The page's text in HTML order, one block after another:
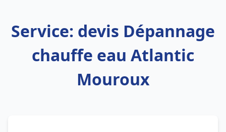
Service: devis Dépannage
chauffe eau Atlantic
Mouroux